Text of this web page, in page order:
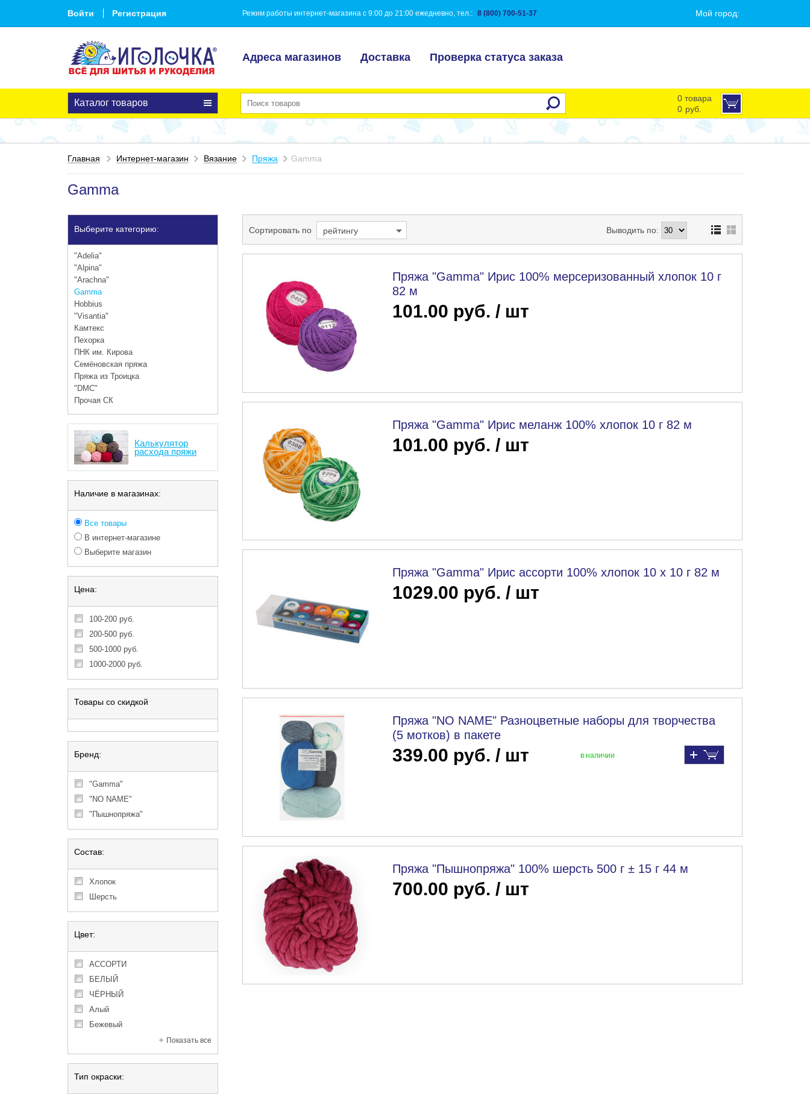
Войти Регистрация Режим работы интернет-магазина с 9:00 до 21:00 ежедневно, тел.: 8 (800) 700-51-37 Мой город:
Адреса магазинов Доставка Проверка статуса заказа
Каталог товаров
0 товара
0 руб.
Главная Интернет-магазин Вязание Пряжа Gamma
Gamma
Выберите категорию:
"Adelia"
"Alpina"
"Arachna"
Gamma
Hobbius
"Visantia"
Камтекс
Пехорка
ПНК им. Кирова
Семёновская пряжа
Пряжа из Троицка
"DMC"
Прочая СК
Калькулятор
расхода пряжи
Наличие в магазинах:
Все товары
В интернет-магазине
Выберите магазин
Цена:
100-200 руб.
200-500 руб.
500-1000 руб.
1000-2000 руб.
Товары со скидкой
Бренд:
"Gamma"
"NO NAME"
"Пышнопряжа"
Состав:
Хлопок
Шерсть
Цвет:
АССОРТИ
БЕЛЫЙ
ЧЁРНЫЙ
алый
бежевый
Показать все
Тип окраски:
Сортировать по рейтингу Выводить по:
Пряжа "Gamma" Ирис 100% мерсеризованный хлопок 10 г
82 м
101.00 руб. / шт
Пряжа "Gamma" Ирис меланж 100% хлопок 10 г 82 м
101.00 руб. / шт
Пряжа "Gamma" Ирис ассорти 100% хлопок 10 х 10 г 82 м
1029.00 руб. / шт
Пряжа "NO NAME" Разноцветные наборы для творчества
(5 мотков) в пакете
339.00 руб. / шт в наличии
Пряжа "Пышнопряжа" 100% шерсть 500 г ± 15 г 44 м
700.00 руб. / шт